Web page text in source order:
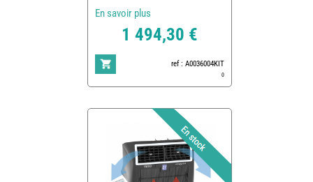
En savoir plus
1 494,30 €
ref : A0036004KIT
0